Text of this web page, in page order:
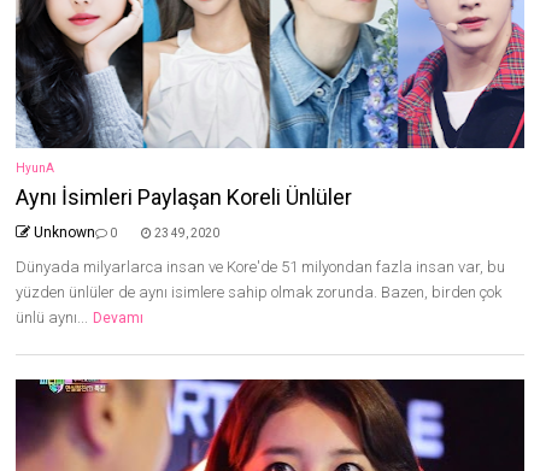
HyunA
Aynı İsimleri Paylaşan Koreli Ünlüler
Unknown 0 23 49, 2020
Dünyada milyarlarca insan ve Kore'de 51 milyondan fazla insan var, bu
yüzden ünlüler de aynı isimlere sahip olmak zorunda. Bazen, birden çok
ünlü aynı... Devamı